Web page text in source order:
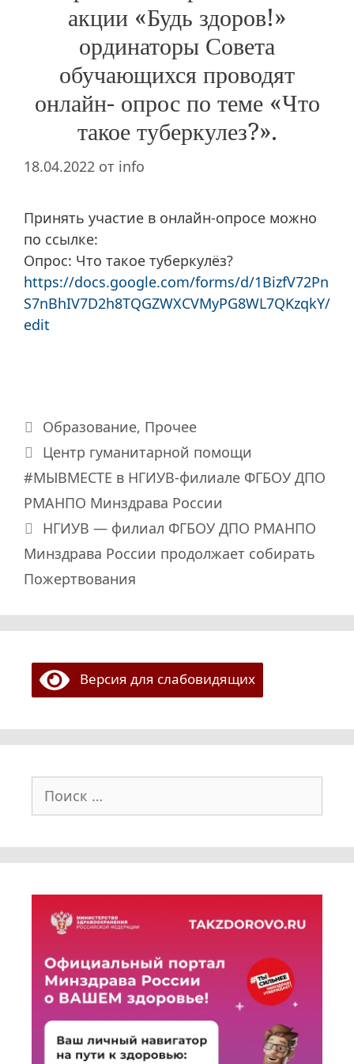
акции «Будь здоров!»
ординаторы Совета
обучающихся проводят
онлайн- опрос по теме «Что
такое туберкулез?».
18.04.2022 от info
Принять участие в онлайн-опросе можно
по ссылке:
Опрос: Что такое туберкулёз?
https://docs.google.com/forms/d/1BizfV72Pn
S7nBhIV7D2h8TQGZWXCVMyPG8WL7QKzqkY/
edit
Рубрики
Образование, Прочее
Центр гуманитарной помощи
#МЫВМЕСТЕ в НГИУВ-филиале ФГБОУ ДПО
РМАНПО Минздрава России
НГИУВ — филиал ФГБОУ ДПО РМАНПО
Минздрава России продолжает собирать
Пожертвования
Версия для слабовидящих